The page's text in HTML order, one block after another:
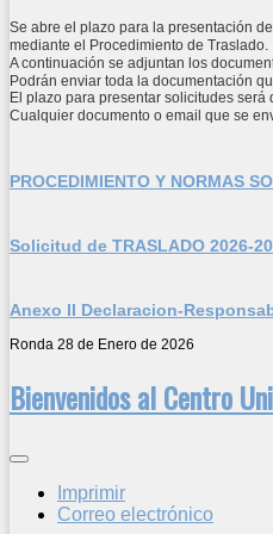
Se abre el plazo para la presentación
mediante el Procedimiento de Traslado.
A continuación se adjuntan los
Podrán enviar toda la documentación
El plazo para presentar solicitudes será
Cualquier documento o email que se
PROCEDIMIENTO Y NORMAS
Solicitud de TRASLADO 2026-
Anexo II Declaracion-
Ronda 28 de Enero de 2026
Bienvenidos al Centro
Imprimir
Correo electrónico